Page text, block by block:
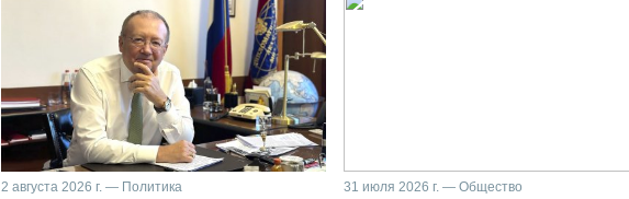
2 августа 2026 г. — Политика 31 июля 2026 г. — Общество